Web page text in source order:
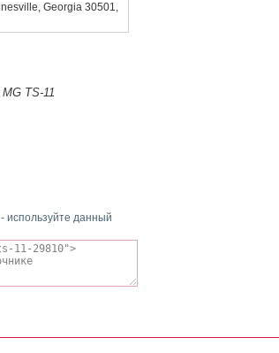
Georgia 30501,
TS-11
используйте данный